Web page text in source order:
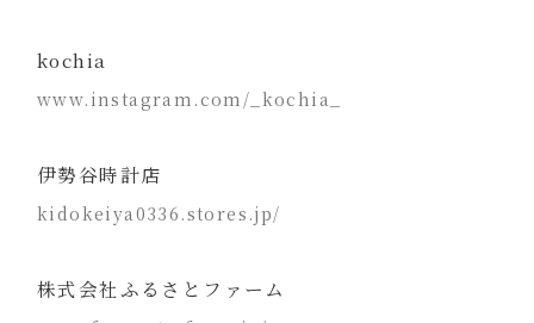
kochia
www.instagram.com/_kochia_
伊勢谷時計店
kidokeiya0336.stores.jp/
株式会社ふるさとファーム